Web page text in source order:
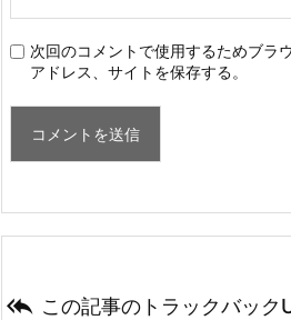
次回のコメントで使用するためブラ
アドレス、サイトを保存する。
 この記事のトラックバック